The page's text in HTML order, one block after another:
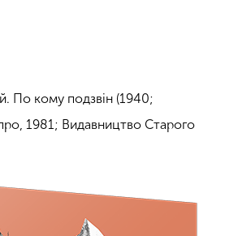
По кому подзвін (1940;
1981; Видавництво Старого